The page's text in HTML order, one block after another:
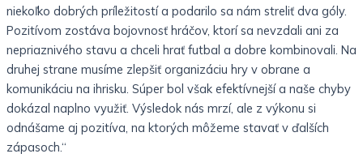
niekoľko dobrých príležitostí a podarilo sa nám streliť dva góly.
Pozitívom zostáva bojovnosť hráčov, ktorí sa nevzdali ani za
nepriaznivého stavu a chceli hrať futbal a dobre kombinovali. Na
druhej strane musíme zlepšiť organizáciu hry v obrane a
komunikáciu na ihrisku. Súper bol však efektívnejší a naše chyby
dokázal naplno využiť. Výsledok nás mrzí, ale z výkonu si
odnášame aj pozitíva, na ktorých môžeme stavať v ďalších
zápasoch.“